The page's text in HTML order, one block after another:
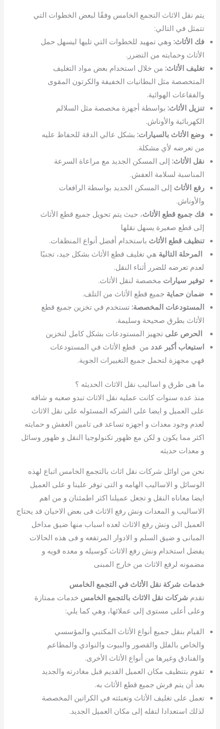
يتم نقل الاثاث التجمع الخامس وفقًا لبعض الخطوات التي
تتمثل في التالي:
فك الأثاث: وهي تمهيد للخطوات التي تليها ليسهل حمل
الأثاث وحمايته من التضرر.
تغليف الأثاث: من خلال استخدام بعض مواد التغليف
المتخصصة مثل البطانيات الخفيفة والكرتون المقوى
والفقاعات الهوائية.
تنزيل الأثاث: بواسطة أجهزة مخصصة مثل السلالم
الكهربائية والأوناش.
وضع الأثاث بالسيارات: بشكل عالي الدقة للحفاظ عليه
من تعرضه لأي مشكلة.
نقل الأثاث: إلى المسكن الجديد مع مراعاة السرعة
المناسبة لسلامة العفش.
رفع الأثاث إلى المسكن الجديد بواسطة الرافعات
والأوناش.
فك جميع قطع الأثاث، حيث يتم تحويل جميع قطع الأثاث
إلى قطع صغيرة يسهل نقلها
تنظيف قطع الأثاث باستخدام أفضل أنواع المنظفات.
المرحلة التالية هي تغليف قطع الأثاث بشكل جيد، تجنبًا
لعدم تعرضه للضرر أثناء النقل.
توفير سيارات مخصصة لنقل الأثاث.
ضمان حماية جميع قطع الأثاث من التلف.
المستودعات المخصصة:تستخدم في تخزين جميع قطع
الأثاث بطرق صحيحة وسليمة.
الحرص على تجهيز المستودعات بشكل كامل لتخزين
استيعاب أكبر عدد من قطع الأثاث في المستودعات
فهي مجهزة لتحمل جميع التغييرات الجوية.
ما هى طرق و اساليب نقل الاثاث الحديثه ؟
منذ عده سنوات كانت عمليه نقل الاثاث تبدو صعبه و شاقه
على العميل و ايضا على الشركه المسئوله على نقل الاثاث
لعدم وجود معدات و اجهزه تساعد فى تامين العفش و حمايته
اكثر مما يكون و لكن مع ظهور تكنولوجيا النقل و ظهور وسائل
و معدات حديثه
نحن من اوائل شركات نقل اثاث بالتجمع الخامس اتباع لهذه
الوسائل و الاساليب الهامه و التى توفر علينا و على العميل
ايضا معاناه النقل و تجعل عميلنا اكثر اطمئنان و من اهم
الاساليب و المعدات ونش رفع الاثاث فى بعض الاحيان قد يحتاج
العميل الى ونش رفع الاثاث لعده اسباب منها ضيق مداخل
المبانى و ضيق السلم و الادوار المرتفعه و فى هذه الحالات
يفضل استخدام ونش رفع الاثاث كوسيله و معده قويه و
مضمونه لرفع الاثاث من خارج المبنى
خدمات شركة نقل الأثاث في التجمع الخامس
تقدم شركات نقل الاثاث بالتجمع الخامس خدمات ممتازة
وعلى أعلى مستوى إلى عملائها، وهي كما يلي:
القيام بنقل جميع أنواع الأثاث المكتبي والمؤسسي
والخاص بالفلل والقصور والبيوت والنوادي والمطاعم
والفنادق وغيرها من أنواع الأثاث الأخرى.
تقوم بتنظيف مكان العميل القديم قبل مغادرته والجديد
بعد أن يتم فرش جميع قطع الأثاث به.
تعمل على تغليف الأثاث وتعبئته في الكراتين المخصصة
لذلك استعدادا لنقله إلى مكان العميل الجديد.